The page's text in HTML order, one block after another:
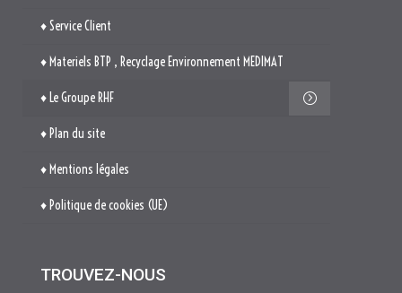
♦ Service Client
♦ Materiels BTP , Recyclage Environnement MEDIMAT
♦ Le Groupe RHF
♦ Plan du site
♦ Mentions légales
♦ Politique de cookies (UE)
TROUVEZ-NOUS